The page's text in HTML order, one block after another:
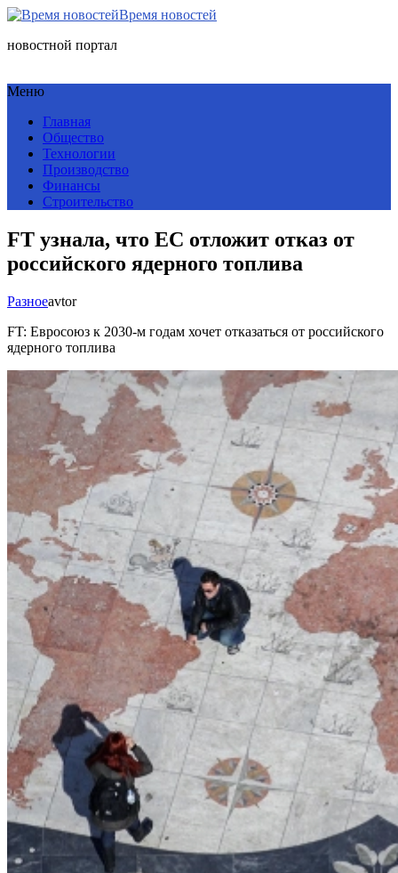
Время новостей
новостной портал
Меню
Главная
Общество
Технологии
Производство
Финансы
Строительство
FT узнала, что ЕС отложит отказ от
российского ядерного топлива
Разноеavtor
FT: Евросоюз к 2030-м годам хочет отказаться от российского
ядерного топлива